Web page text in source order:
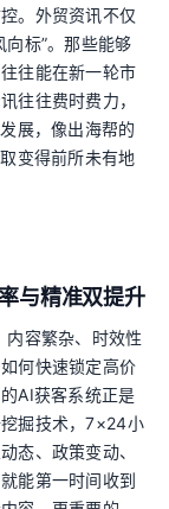
。外贸资讯不仅
标”。那些能够
往能在新一轮市
往往费时费力，
展，像出海帮的
变得前所未有地
与精准双提升
容繁杂、时效性
何快速锁定高价
AI获客系统正是
掘技术，7×24小
态、政策变动、
能第一时间收到